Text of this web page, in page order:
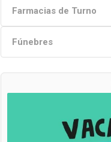
Farmacias de Turno
Fúnebres